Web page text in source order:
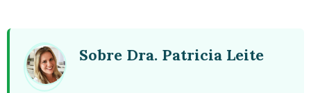
Sobre Dra. Patricia Leite